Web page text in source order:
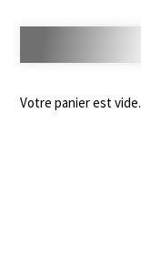
Votre panier est vide.